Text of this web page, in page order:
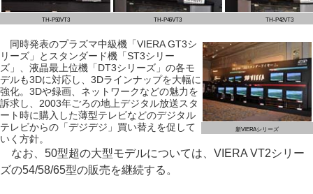
TH-P50VT3 TH-P46VT3 TH-P42VT3
新VIERAシリーズ
同時発表のプラズマ中級機「VIERA GT3シ
リーズ」とスタンダード機「ST3シリー
ズ」、液晶最上位機「DT3シリーズ」の各モ
デルも3Dに対応し、3Dラインナップを大幅に
強化。3Dや録画、ネットワークなどの魅力を
訴求し、2003年ごろの地上デジタル放送スタ
ート時に購入した薄型テレビなどのデジタル
テレビからの「デジデジ」買い替えを促して
いく方針。
なお、50型超の大型モデルについては、VIERA VT2シリー
ズの54/58/65型の販売を継続する。